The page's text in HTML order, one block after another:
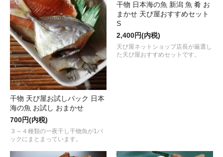
干物 天ぴ屋お試しパック 日本
海の魚 お試し おまかせ
700円(内税)
３～４種類の一夜干し干物魚が1パ
ックにまとまっています。
干物 日本海の魚 新潟 魚 肴 お
まかせ 天ぴ屋おすすめセット
S
2,400円(内税)
天ぴ屋ネットショップ店長が厳選し
た天ぴ屋おすすめセットです。